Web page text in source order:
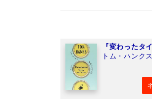
『変わったタ
トム・ハンクス